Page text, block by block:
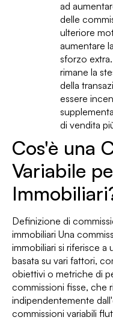
ad
delle
ulteriore
aumentare
sforzo
rimane la
della
essere
di vendita
Cos'è una
Variabile
Definizione di
immobiliari Una
immobiliari si riferisce a
basata su vari fattori,
obiettivi o metriche di
commissioni fisse, che
indipendentemente
commissioni variabili